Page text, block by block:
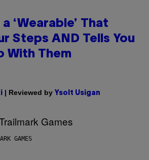
‘Wearable’ That
Steps AND Tells You
With Them
| Reviewed by Ysolt Usigan
GAMES